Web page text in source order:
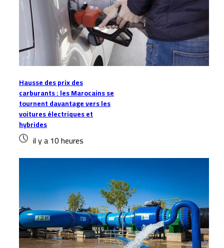
Hausse des prix des
carburants : les Marocains se
tournent davantage vers les
voitures électriques et
hybrides
il y a 10 heures